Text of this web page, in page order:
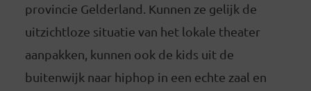
provincie Gelderland. Kunnen ze gelijk de
uitzichtloze situatie van het lokale theater
aanpakken, kunnen ook de kids uit de
buitenwijk naar hiphop in een echte zaal en